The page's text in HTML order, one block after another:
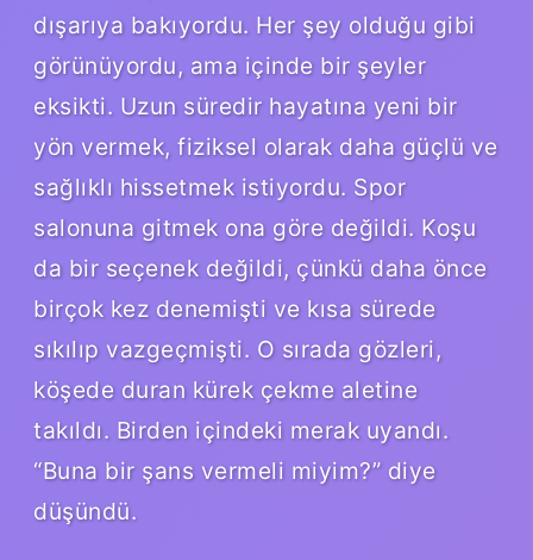
dışarıya bakıyordu. Her şey olduğu gibi
görünüyordu, ama içinde bir şeyler
eksikti. Uzun süredir hayatına yeni bir
yön vermek, fiziksel olarak daha güçlü ve
sağlıklı hissetmek istiyordu. Spor
salonuna gitmek ona göre değildi. Koşu
da bir seçenek değildi, çünkü daha önce
birçok kez denemişti ve kısa sürede
sıkılıp vazgeçmişti. O sırada gözleri,
köşede duran kürek çekme aletine
takıldı. Birden içindeki merak uyandı.
“Buna bir şans vermeli miyim?” diye
düşündü.